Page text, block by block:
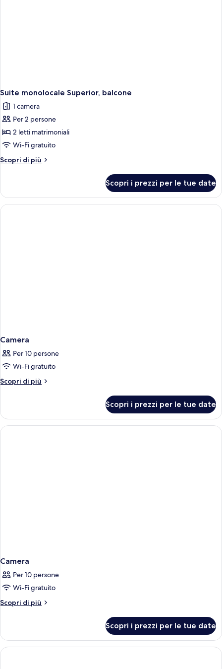
Suite monolocale Superior, balcone
1 camera
Per 2 persone
2 letti matrimoniali
Wi-Fi gratuito
Scopri di più
Altri
monolocale
Superior,
balcone
Scopri i prezzi per le tue date
Camera
Per 10 persone
Wi-Fi gratuito
Scopri di più
Altri
Scopri i prezzi per le tue date
Camera
Per 10 persone
Wi-Fi gratuito
Scopri di più
Altri
Scopri i prezzi per le tue date